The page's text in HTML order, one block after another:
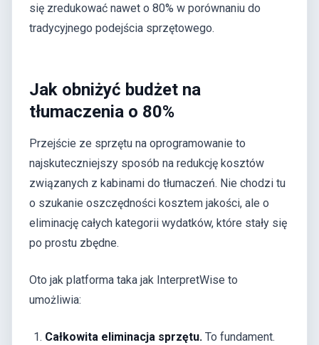
się zredukować nawet o 80% w porównaniu do
tradycyjnego podejścia sprzętowego.
Jak obniżyć budżet na
tłumaczenia o 80%
Przejście ze sprzętu na oprogramowanie to
najskuteczniejszy sposób na redukcję kosztów
związanych z kabinami do tłumaczeń. Nie chodzi tu
o szukanie oszczędności kosztem jakości, ale o
eliminację całych kategorii wydatków, które stały się
po prostu zbędne.
Oto jak platforma taka jak InterpretWise to
umożliwia:
Całkowita eliminacja sprzętu. To fundament.